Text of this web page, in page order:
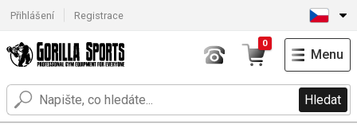
Přihlášení Registrace
Hledat
0
Menu